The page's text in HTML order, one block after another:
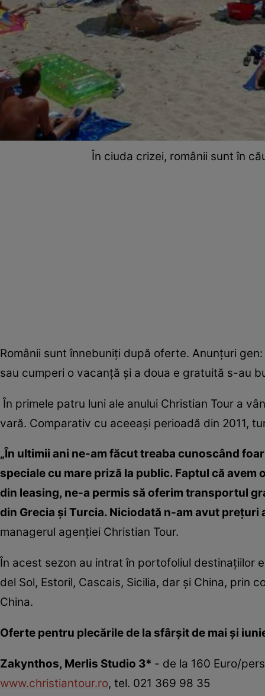
În ciuda crizei, românii sunt în
Românii sunt înnebuniţi după oferte. Anunţuri
sau cumperi o vacanţă şi a doua e gratuită s-au
În primele patru luni ale anului Christian Tour a
vară. Comparativ cu aceeaşi perioadă din 2011,
„În ultimii ani ne-am făcut treaba cunoscând
speciale cu mare priză la public. Faptul că
din leasing, ne-a permis să oferim transportul
din Grecia şi Turcia. Niciodată n-am avut preţuri
managerul agenţiei Christian Tour.
În acest sezon au intrat în portofoliul destinaţiilor
del Sol, Estoril, Cascais, Sicilia, dar şi China, prin
China.
Oferte pentru plecările de la sfârşit de mai şi
Zakynthos, Merlis Studio 3* - de la 160 Euro/
www.christiantour.ro, tel. 021 369 98 35